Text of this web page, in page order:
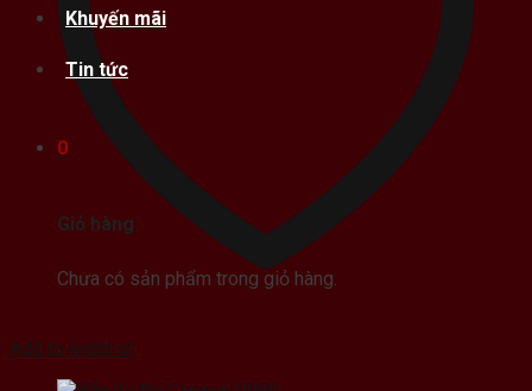
Khuyến mãi
Tin tức
0
Giỏ hàng
Chưa có sản phẩm trong giỏ hàng.
Add to wishlist